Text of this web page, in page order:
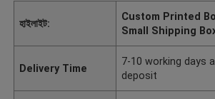
হাইলাইট:
Custom Printed
Small Shipping
Delivery Time
7-10 working days
deposit